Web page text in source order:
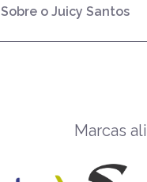
Sobre o Juicy Santos
Marcas